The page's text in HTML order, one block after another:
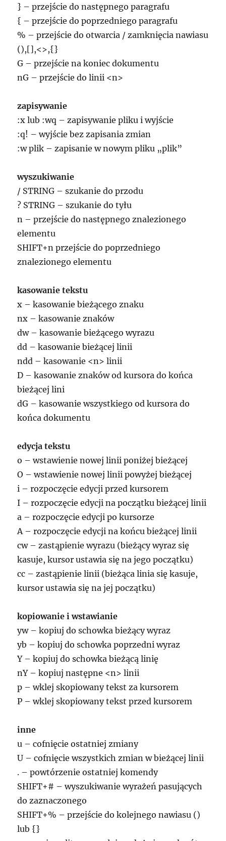
} – przejście do następnego paragrafu
{ – przejście do poprzedniego paragrafu
% – przejście do otwarcia / zamknięcia nawiasu
(),[],<>,{}
G – przejście na koniec dokumentu
nG – przejście do linii <n>
zapisywanie
:x lub :wq – zapisywanie pliku i wyjście
:q! – wyjście bez zapisania zmian
:w plik – zapisanie w nowym pliku „plik”
wyszukiwanie
/ STRING – szukanie do przodu
? STRING – szukanie do tyłu
n – przejście do następnego znalezionego
elementu
SHIFT+n przejście do poprzedniego
znalezionego elementu
kasowanie tekstu
x – kasowanie bieżącego znaku
nx – kasowanie znaków
dw – kasowanie bieżącego wyrazu
dd – kasowanie bieżącej linii
ndd – kasowanie <n> linii
D – kasowanie znaków od kursora do końca
bieżącej lini
dG – kasowanie wszystkiego od kursora do
końca dokumentu
edycja tekstu
o – wstawienie nowej linii poniżej bieżącej
O – wstawienie nowej linii powyżej bieżącej
i – rozpoczęcie edycji przed kursorem
I – rozpoczęcie edycji na początku bieżącej linii
a – rozpoczęcie edycji po kursorze
A – rozpoczęcie edycji na końcu bieżącej linii
cw – zastąpienie wyrazu (bieżący wyraz się
kasuje, kursor ustawia się na jego początku)
cc – zastąpienie linii (bieżąca linia się kasuje,
kursor ustawia się na jej początku)
kopiowanie i wstawianie
yw – kopiuj do schowka bieżący wyraz
yb – kopiuj do schowka poprzedni wyraz
Y – kopiuj do schowka bieżącą linię
nY – kopiuj następne <n> linii
p – wklej skopiowany tekst za kursorem
P – wklej skopiowany tekst przed kursorem
inne
u – cofnięcie ostatniej zmiany
U – cofnięcie wszystkich zmian w bieżącej linii
. – powtórzenie ostatniej komendy
SHIFT+# – wyszukiwanie wyrażeń pasujących
do zaznaczonego
SHIFT+% – przejście do kolejnego nawiasu ()
lub {}